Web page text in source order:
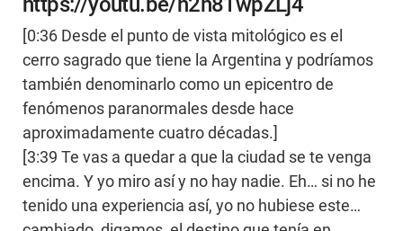
[0:36 Desde el punto de vista mitológico es el
cerro sagrado que tiene la Argentina y podríamos
también denominarlo como un epicentro de
fenómenos paranormales desde hace
aproximadamente cuatro décadas.]
[3:39 Te vas a quedar a que la ciudad se te venga
encima. Y yo miro así y no hay nadie. Eh… si no he
tenido una experiencia así, yo no hubiese este…